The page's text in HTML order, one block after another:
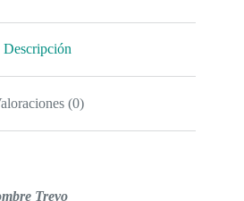
Descripción
(0)
Trevo